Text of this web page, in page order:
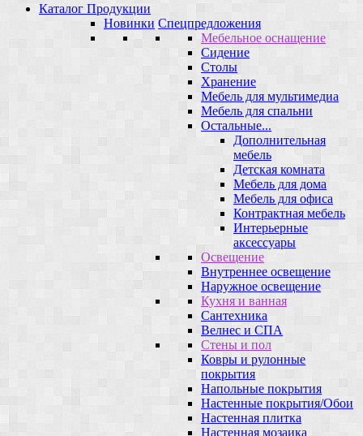
Каталог Продукции
Новинки Спецпредложения
Мебельное оснащение
Сидение
Столы
Хранение
Мебель для мультимедиа
Мебель для спальни
Остальные...
Дополнительная
мебель
Детская комната
Мебель для дома
Мебель для офиса
Контрактная мебель
Интерьерные
аксессуары
Освещение
Внутреннее освещение
Наружное освещение
Кухня и ванная
Сантехника
Велнес и СПА
Стены и пол
Ковры и рулонные
покрытия
Напольные покрытия
Настенные покрытия/Обои
Настенная плитка
Настенная мозаика